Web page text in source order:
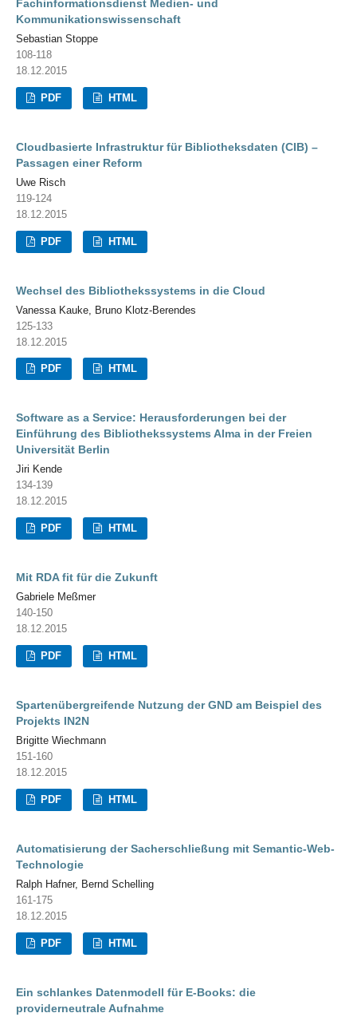
Fachinformationsdienst Medien- und
Kommunikationswissenschaft
Sebastian Stoppe
108-118
18.12.2015
PDF HTML
Cloudbasierte Infrastruktur für Bibliotheksdaten (CIB) –
Passagen einer Reform
Uwe Risch
119-124
18.12.2015
PDF HTML
Wechsel des Bibliothekssystems in die Cloud
Vanessa Kauke, Bruno Klotz-Berendes
125-133
18.12.2015
PDF HTML
Software as a Service: Herausforderungen bei der
Einführung des Bibliothekssystems Alma in der Freien
Universität Berlin
Jiri Kende
134-139
18.12.2015
PDF HTML
Mit RDA fit für die Zukunft
Gabriele Meßmer
140-150
18.12.2015
PDF HTML
Spartenübergreifende Nutzung der GND am Beispiel des
Projekts IN2N
Brigitte Wiechmann
151-160
18.12.2015
PDF HTML
Automatisierung der Sacherschließung mit Semantic-Web-
Technologie
Ralph Hafner, Bernd Schelling
161-175
18.12.2015
PDF HTML
Ein schlankes Datenmodell für E-Books: die
providerneutrale Aufnahme